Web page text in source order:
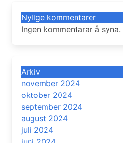
Nylige kommentarer
Ingen kommentarar å syna.
Arkiv
november 2024
oktober 2024
september 2024
august 2024
juli 2024